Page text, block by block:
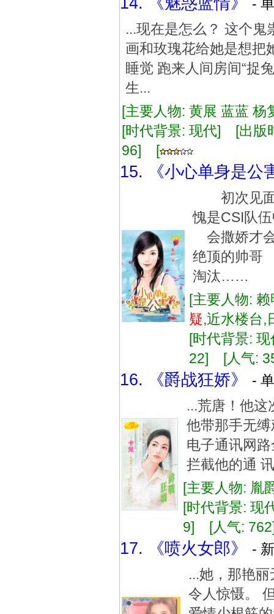
-
...现在是怎么？ 这个
画和玫瑰花给她是想把
睡觉 跑来人间房间“捉
生...
[主要人物: 黄展 蓝蓝
[时代背景: 现代] [出
96] [
15. 《小心单身是公
初次见
愧是CSI队
会撒娇才
绝顶的帅
淘汰……
[主要人物:
疑,近水楼
[时代背景:
22] [人气:
16. 《爵战狂娇》
-
...荒唐！他这
他带那手无
电子通讯网
拦截他的通
[主要人物:
[时代背景:
9] [人气:
17. 《喷火女郎》
-
...她，那艳
令人惊慑。